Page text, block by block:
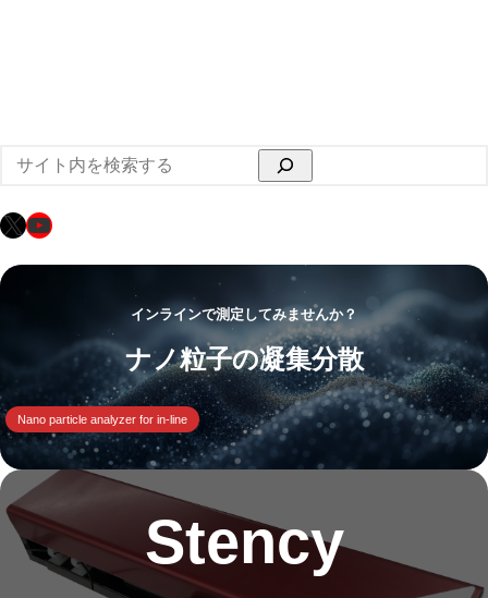
検
索
X YouTube
インラインで測定してみませんか？
ナノ粒子の凝集分散
Nano particle analyzer for in-line
Stency